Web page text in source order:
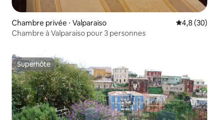
Chambre privée ⋅ Valparaiso Évaluation
4,8 (30)
Chambre à Valparaiso pour 3 personnes
Superhôte
Superhôte